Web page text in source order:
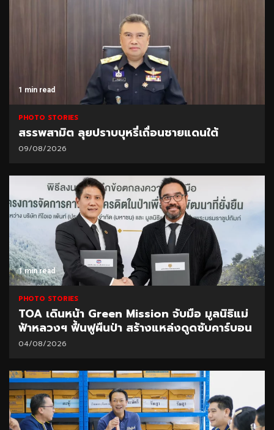
1 min read
PHOTO STORIES
สรรพสามิต ลุยปราบบุหรี่เถื่อนชายแดนใต้
09/08/2026
1 min read
PHOTO STORIES
TOA เดินหน้า Green Mission จับมือ มูลนิธิแม่
ฟ้าหลวงฯ ฟื้นฟูผืนป่า สร้างแหล่งดูดซับคาร์บอน
04/08/2026